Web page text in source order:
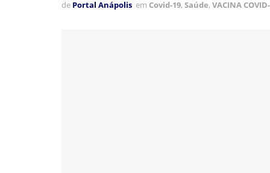
de Portal Anápolis em Covid-19, Saúde, VACINA